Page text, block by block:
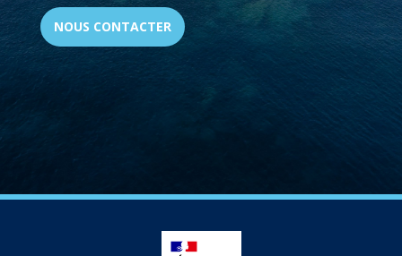
NOUS CONTACTER